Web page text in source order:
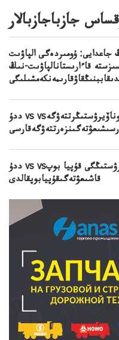
جازباجازبالار
جاعدايى: ۇومىردەگى الپاۋىت
قاءارىستانالپاۋىت-نىڭ
ددۇ vs vsتقىتايەيجىڭ كبەيجىڭيرۋستىڭكوروناۆيرۋستىڭرتتەۋگە
ددۇ vs vsتقىتايوروناۆيكوروناۆيرۋستىڭگى قۇپيا بوپ
قاشىعۋتەگىقۇپيابوپقالدى